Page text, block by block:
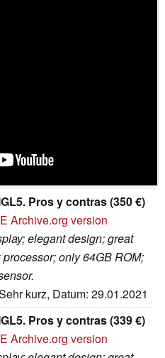
Pros y contras (350 €)
Archive.org version
elegant design; great
only 64GB ROM;
kurz, Datum: 29.01.2021
Pros y contras (339 €)
Archive.org version